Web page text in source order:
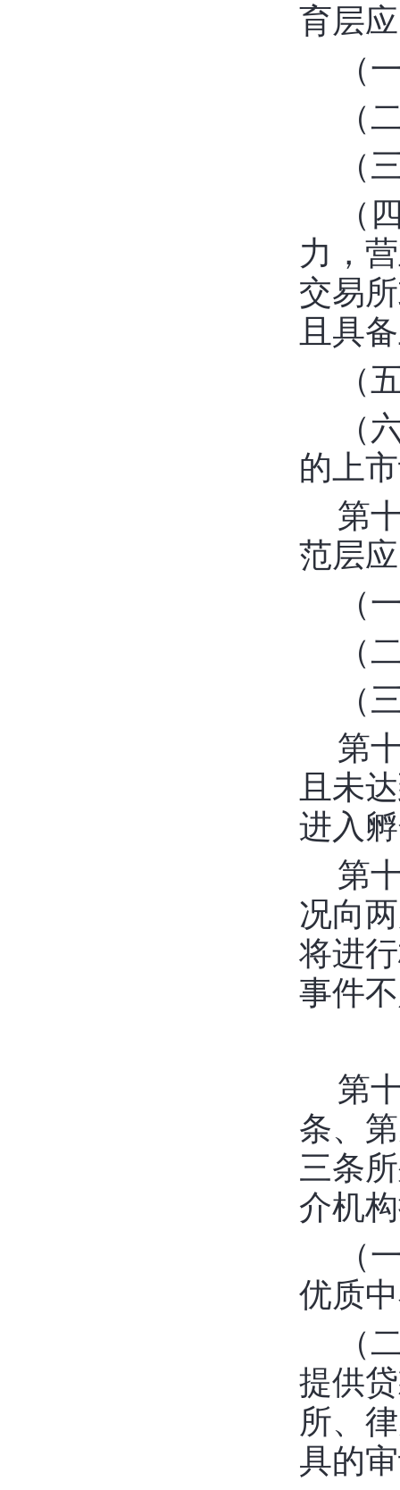
育层
（
（
（
（
力，
交易
且具
（
（
的上
第
范层
（
（
（
第
且未
进入
第
况向
将进
事件
第
条、
三条
介机
（
优质
（
提供
所、
具的